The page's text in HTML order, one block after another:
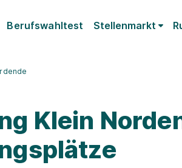
Berufswahltest Stellenmarkt
Klein